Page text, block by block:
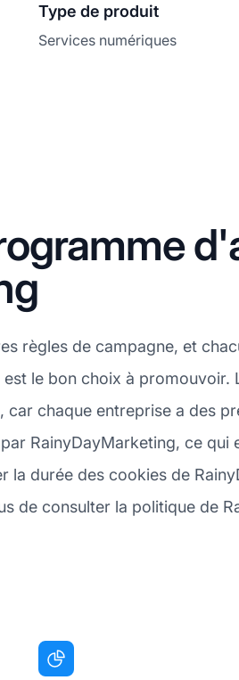
Type de produit
Services numériques
règles de campagne, et
le bon choix à
chaque entreprise a des
RainyDayMarketing, ce
la durée des cookies de
de consulter la politique de